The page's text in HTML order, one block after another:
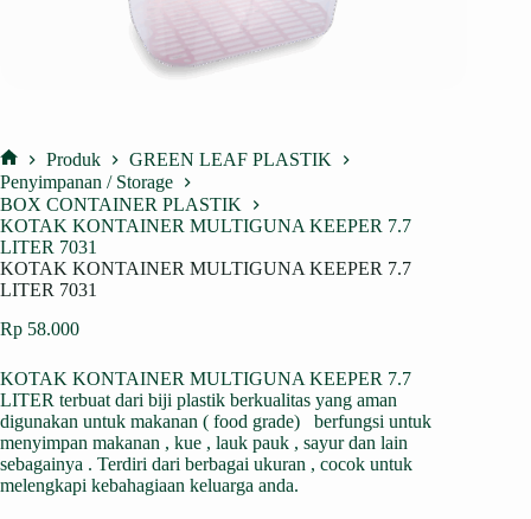
Home
Produk
GREEN LEAF PLASTIK
Penyimpanan / Storage
BOX CONTAINER PLASTIK
KOTAK KONTAINER MULTIGUNA KEEPER 7.7
LITER 7031
KOTAK KONTAINER MULTIGUNA KEEPER 7.7
LITER 7031
Rp 58.000
KOTAK KONTAINER MULTIGUNA KEEPER 7.7
LITER terbuat dari biji plastik berkualitas yang aman
digunakan untuk makanan ( food grade) berfungsi untuk
menyimpan makanan , kue , lauk pauk , sayur dan lain
sebagainya . Terdiri dari berbagai ukuran , cocok untuk
melengkapi kebahagiaan keluarga anda.